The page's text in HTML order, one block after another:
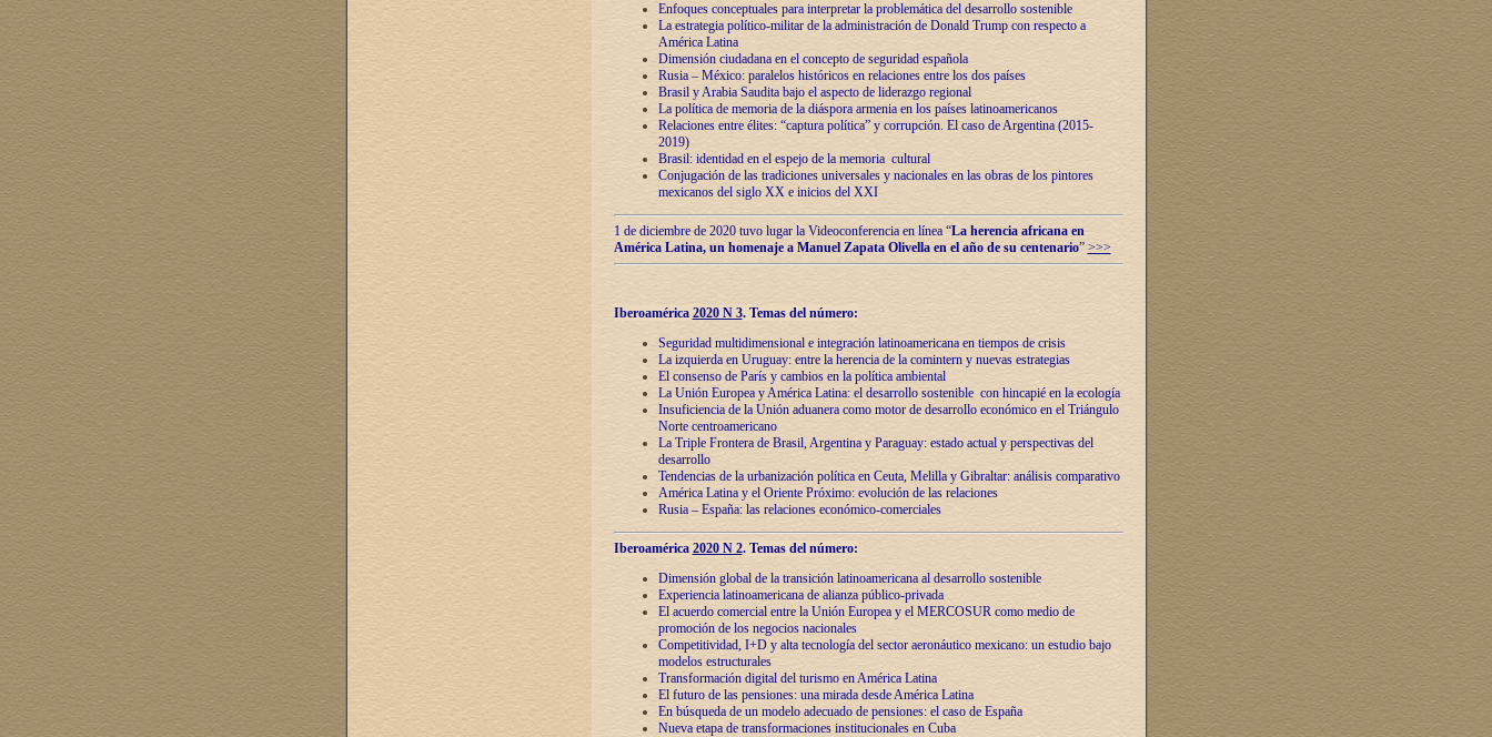
Enfoques conceptuales para interpretar la problemática del desarrollo sostenible
La estrategia político-militar de la administración de Donald Trump con respecto a
América Latina
Dimensión ciudadana en el concepto de seguridad española
Rusia – México: paralelos históricos en relaciones entre los dos países
Brasil y Arabia Saudita bajo el aspecto de liderazgo regional
La política de memoria de la diáspora armenia en los países latinoamericanos
Relaciones entre élites: “captura política” y corrupción. El caso de Argentina (2015-
2019)
Brasil: identidad en el espejo de la memoria cultural
Conjugación de las tradiciones universales y nacionales en las obras de los pintores
mexicanos del siglo XX e inicios del XXI
1 de diciembre de 2020 tuvo lugar la Videoconferencia en línea “La herencia africana en
América Latina, un homenaje a Manuel Zapata Olivella en el año de su centenario” >>>
Iberoamérica 2020 N 3.Temas del número:
Seguridad multidimensional e integración latinoamericana en tiempos de crisis
La izquierda en Uruguay: entre la herencia de lа comintern y nuevas estrategias
El consenso de París y cambios en la política ambiental
La Unión Europea y América Latina: el desarrollo sostenible con hincapié en la ecología
Insuficiencia de la Unión aduanera como motor de desarrollo económico en el Triángulo
Norte centroamericano
La Triple Frontera de Brasil, Argentina y Paraguay: estado actual y perspectivas del
desarrollo
Tendencias de la urbanización política en Ceuta, Melilla y Gibraltar: análisis comparativo
América Latina y el Oriente Próximo: evolución de las relaciones
Rusia – España: las relaciones económico-comerciales
Iberoamérica 2020 N 2.Temas del número:
Dimensión global de la transición latinoamericana al desarrollo sostenible
Experiencia latinoamericana de alianza público-privada
El acuerdo comercial entre la Unión Europea y el MERCOSUR como medio de
promoción de los negocios nacionales
Competitividad, I+D y alta tecnología del sector aeronáutico mexicano: un estudio bajo
modelos estructurales
Transformación digital del turismo en América Latina
El futuro de las pensiones: una mirada desde América Latina
En búsqueda de un modelo adecuado de pensiones: el caso de España
Nueva etapa de transformaciones institucionales en Cuba